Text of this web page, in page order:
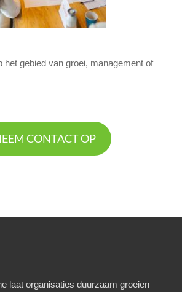
het gebied van groei, management of
CONTACT OP
laat organisaties duurzaam groeien